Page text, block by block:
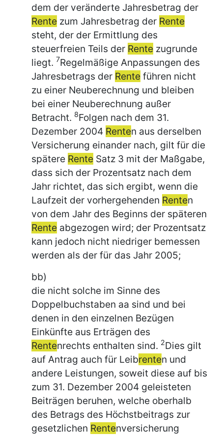
dem der veränderte Jahresbetrag der
Rente zum Jahresbetrag der Rente
steht, der der Ermittlung des
steuerfreien Teils der Rente zugrunde
liegt. 7Regelmäßige Anpassungen des
Jahresbetrags der Rente führen nicht
zu einer Neuberechnung und bleiben
bei einer Neuberechnung außer
Betracht. 8Folgen nach dem 31.
Dezember 2004 Renten aus derselben
Versicherung einander nach, gilt für die
spätere Rente Satz 3 mit der Maßgabe,
dass sich der Prozentsatz nach dem
Jahr richtet, das sich ergibt, wenn die
Laufzeit der vorhergehenden Renten
von dem Jahr des Beginns der späteren
Rente abgezogen wird; der Prozentsatz
kann jedoch nicht niedriger bemessen
werden als der für das Jahr 2005;
bb)
die nicht solche im Sinne des
Doppelbuchstaben aa sind und bei
denen in den einzelnen Bezügen
Einkünfte aus Erträgen des
Rentenrechts enthalten sind. 2Dies gilt
auf Antrag auch für Leibrenten und
andere Leistungen, soweit diese auf bis
zum 31. Dezember 2004 geleisteten
Beiträgen beruhen, welche oberhalb
des Betrags des Höchstbeitrags zur
gesetzlichen Rentenversicherung